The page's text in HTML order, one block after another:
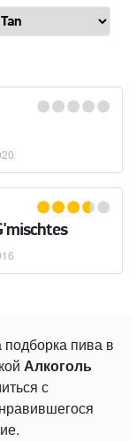
пива в
Алкоголь
с